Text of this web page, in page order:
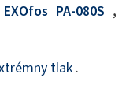
EXOfos PA-080S ,
tlak .